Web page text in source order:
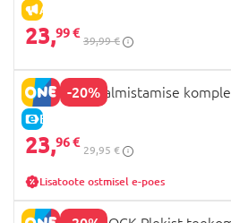
ALLAHINDLUS
23,99 €
39,99 €
-20%
E-HIND
HAPE toiduvalmistamise
23,96 €
29,95 €
Lisatoote ostmisel e-poes